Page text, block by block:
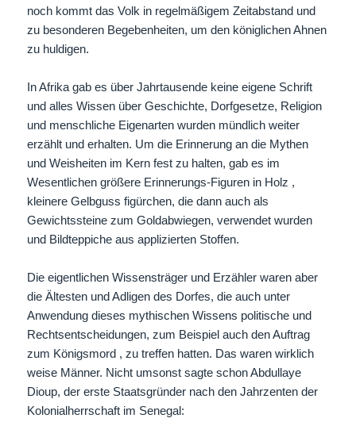
noch kommt das Volk in regelmäßigem Zeitabstand und
zu besonderen Begebenheiten, um den königlichen Ahnen
zu huldigen.
In Afrika gab es über Jahrtausende keine eigene Schrift
und alles Wissen über Geschichte, Dorfgesetze, Religion
und menschliche Eigenarten wurden mündlich weiter
erzählt und erhalten. Um die Erinnerung an die Mythen
und Weisheiten im Kern fest zu halten, gab es im
Wesentlichen größere Erinnerungs-Figuren in Holz ,
kleinere Gelbguss figürchen, die dann auch als
Gewichtssteine zum Goldabwiegen, verwendet wurden
und Bildteppiche aus applizierten Stoffen.
Die eigentlichen Wissensträger und Erzähler waren aber
die Ältesten und Adligen des Dorfes, die auch unter
Anwendung dieses mythischen Wissens politische und
Rechtsentscheidungen, zum Beispiel auch den Auftrag
zum Königsmord , zu treffen hatten. Das waren wirklich
weise Männer. Nicht umsonst sagte schon Abdullaye
Dioup, der erste Staatsgründer nach den Jahrzenten der
Kolonialherrschaft im Senegal: